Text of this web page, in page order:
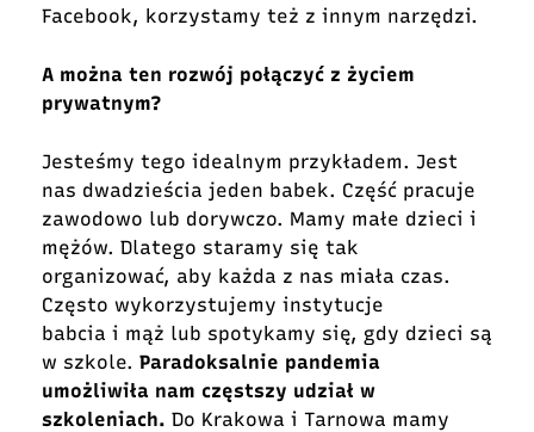
Facebook, korzystamy też z innym narzędzi.
A można ten rozwój połączyć z życiem
prywatnym?
Jesteśmy tego idealnym przykładem. Jest
nas dwadzieścia jeden babek. Część pracuje
zawodowo lub dorywczo. Mamy małe dzieci i
mężów. Dlatego staramy się tak
organizować, aby każda z nas miała czas.
Często wykorzystujemy instytucje
babcia i mąż lub spotykamy się, gdy dzieci są
w szkole. Paradoksalnie pandemia
umożliwiła nam częstszy udział w
szkoleniach. Do Krakowa i Tarnowa mamy